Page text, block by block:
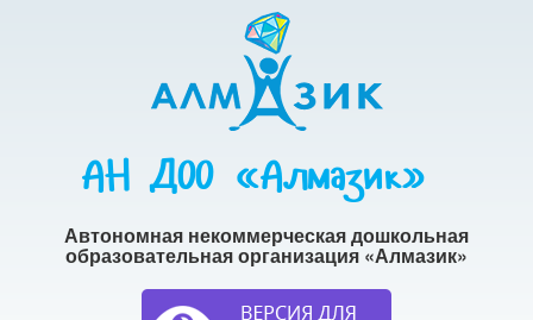
АН ДОО «Алмазик»
Автономная некоммерческая дошкольная
образовательная организация «Алмазик»